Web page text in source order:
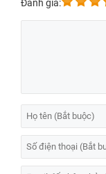
Đánh giá: